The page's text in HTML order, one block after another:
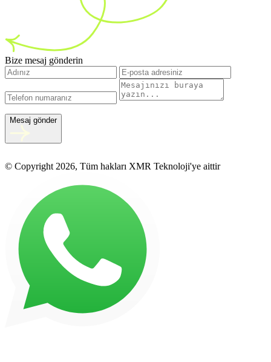
Bize mesaj gönderin
Mesaj gönder
© Copyright 2026, Tüm hakları XMR Teknoloji'ye aittir